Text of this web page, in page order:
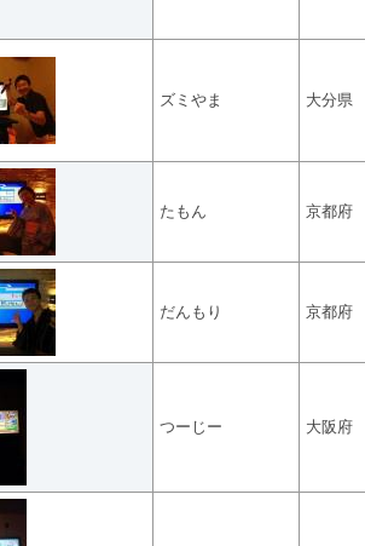
ズミやま 大分県
たもん 京都府
だんもり 京都府
つーじー 大阪府